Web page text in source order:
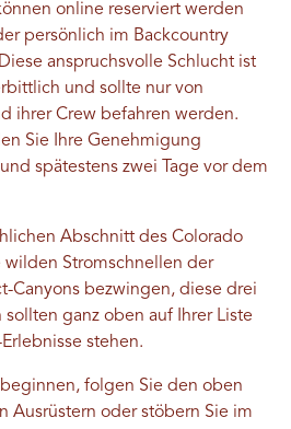
online reserviert werden
persönlich im Backcountry
anspruchsvolle Schlucht ist
und sollte nur von
ihrer Crew befahren werden.
Sie Ihre Genehmigung
spätestens zwei Tage vor dem
Abschnitt des Colorado
wilden Stromschnellen der
Canyons bezwingen, diese drei
sollten ganz oben auf Ihrer Liste
stehen.
folgen Sie den oben
Ausrüstern oder stöbern Sie im